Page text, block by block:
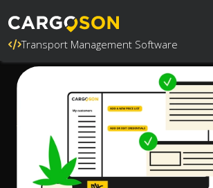
Transport Management Software